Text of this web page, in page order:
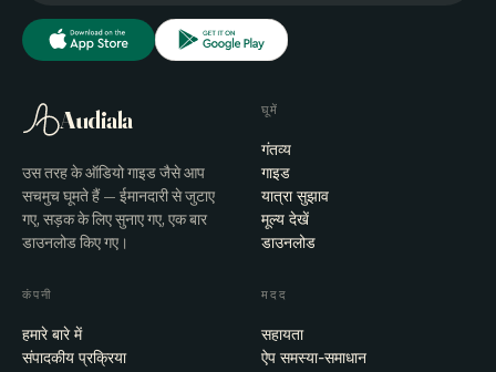
Audiala
उस तरह के ऑडियो गाइड जैसे आप
सचमुच घूमते हैं — ईमानदारी से जुटाए
गए, सड़क के लिए सुनाए गए, एक बार
डाउनलोड किए गए।
घूमें
गंतव्य
गाइड
यात्रा सुझाव
मूल्य देखें
डाउनलोड
कंपनी
हमारे बारे में
संपादकीय प्रक्रिया
मदद
सहायता
ऐप समस्या-समाधान